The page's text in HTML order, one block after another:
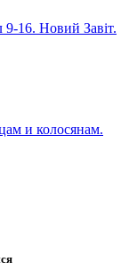
16. Новий Завіт.
и колосянам.